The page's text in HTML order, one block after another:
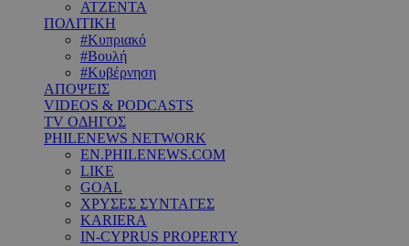
ΑΤΖΕΝΤΑ
ΠΟΛΙΤΙΚΗ
#Κυπριακό
#Βουλή
#Κυβέρνηση
ΑΠΟΨΕΙΣ
VIDEOS & PODCASTS
TV ΟΔΗΓΟΣ
PHILENEWS NETWORK
EN.PHILENEWS.COM
LIKE
GOAL
ΧΡΥΣΕΣ ΣΥΝΤΑΓΕΣ
KARIERA
IN-CYPRUS PROPERTY